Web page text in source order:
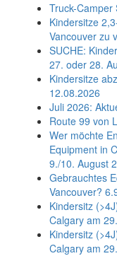
Truck-Camper
Kindersitze
Vancouver zu
SUCHE:
27. oder 28.
Kindersitze
12.08.2026
Juli 2026:
Route 99 von
Wer möchte
Equipment in
9./10. August
Gebrauchtes
Vancouver?
Kindersitz
Calgary am
Kindersitz
Calgary am